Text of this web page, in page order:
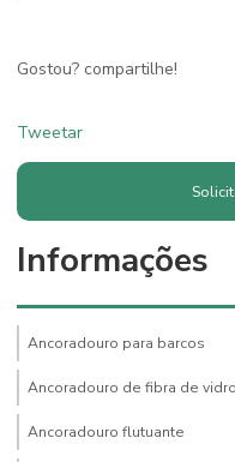
Gostou? compartilhe!
Tweetar
Informações
Ancoradouro para barcos
Ancoradouro de fibra de vidro
Ancoradouro flutuante